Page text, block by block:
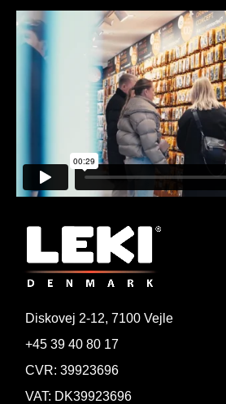
Diskovej 2-12, 7100 Vejle
+45 39 40 80 17
CVR: 39923696
VAT: DK39923696